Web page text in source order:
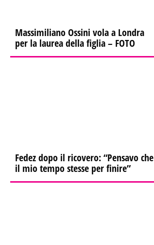
Massimiliano Ossini vola a Londra
per la laurea della figlia – FOTO
Fedez dopo il ricovero: “Pensavo che
il mio tempo stesse per finire”